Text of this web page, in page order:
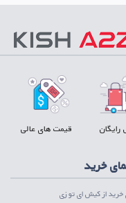
قیمت های عالی
خرید
خرید از کیش ای تو زی